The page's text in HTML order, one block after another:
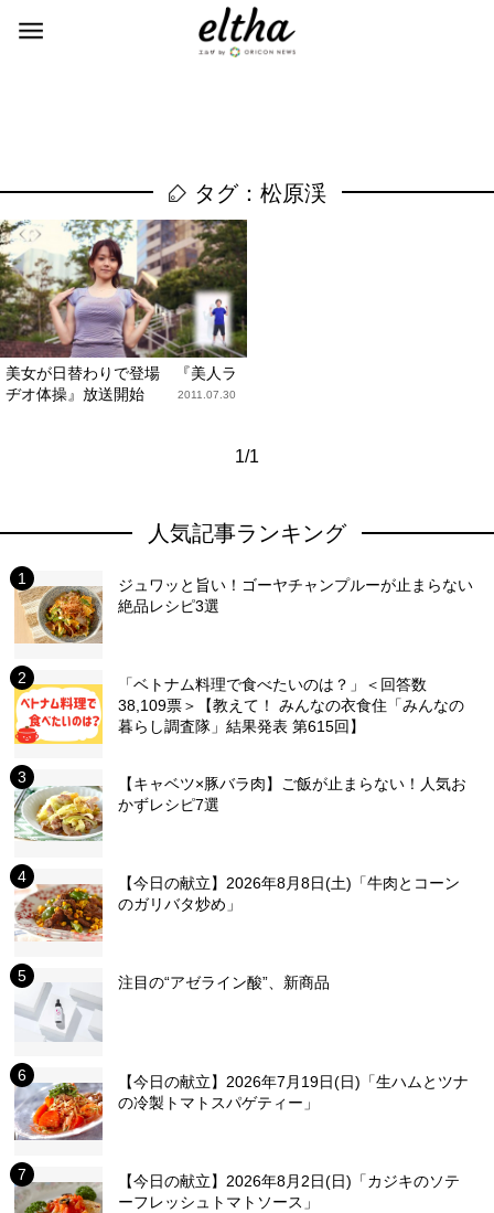
タグ：松原渓
美女が日替わりで登場 『美人ラ
ヂオ体操』放送開始
2011.07.30
1/1
人気記事ランキング
ジュワッと旨い！ゴーヤチャンプルーが止まらない
絶品レシピ3選
「ベトナム料理で食べたいのは？」＜回答数
38,109票＞【教えて！ みんなの衣食住「みんなの
暮らし調査隊」結果発表 第615回】
【キャベツ×豚バラ肉】ご飯が止まらない！人気お
かずレシピ7選
【今日の献立】2026年8月8日(土)「牛肉とコーン
のガリバタ炒め」
注目の“アゼライン酸”、新商品
【今日の献立】2026年7月19日(日)「生ハムとツナ
の冷製トマトスパゲティー」
【今日の献立】2026年8月2日(日)「カジキのソテ
ーフレッシュトマトソース」